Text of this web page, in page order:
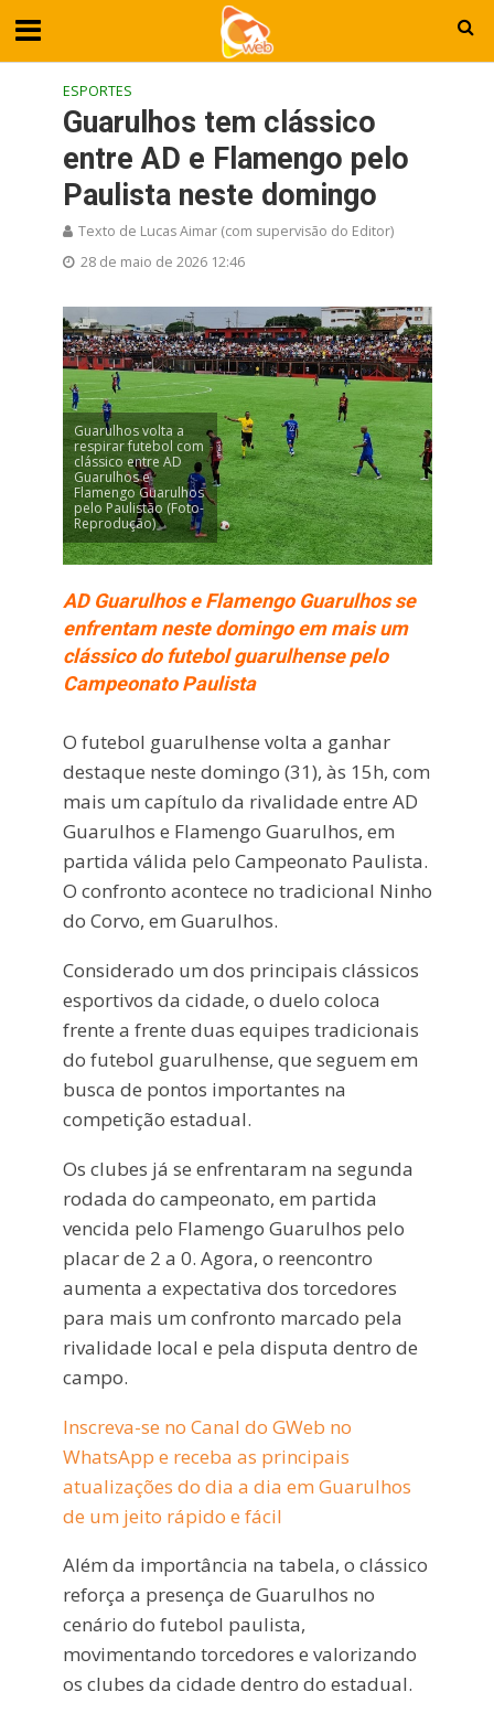
ESPORTES
Guarulhos tem clássico
entre AD e Flamengo pelo
Paulista neste domingo
Texto de Lucas Aimar (com supervisão do Editor)
28 de maio de 2026 12:46
Guarulhos volta a
respirar futebol com
clássico entre AD
Guarulhos e
Flamengo Guarulhos
pelo Paulistão (Foto-
Reprodução)
AD Guarulhos e Flamengo Guarulhos se
enfrentam neste domingo em mais um
clássico do futebol guarulhense pelo
Campeonato Paulista
O futebol guarulhense volta a ganhar
destaque neste domingo (31), às 15h, com
mais um capítulo da rivalidade entre AD
Guarulhos e Flamengo Guarulhos, em
partida válida pelo Campeonato Paulista.
O confronto acontece no tradicional Ninho
do Corvo, em Guarulhos.
Considerado um dos principais clássicos
esportivos da cidade, o duelo coloca
frente a frente duas equipes tradicionais
do futebol guarulhense, que seguem em
busca de pontos importantes na
competição estadual.
Os clubes já se enfrentaram na segunda
rodada do campeonato, em partida
vencida pelo Flamengo Guarulhos pelo
placar de 2 a 0. Agora, o reencontro
aumenta a expectativa dos torcedores
para mais um confronto marcado pela
rivalidade local e pela disputa dentro de
campo.
Inscreva-se no Canal do GWeb no
WhatsApp e receba as principais
atualizações do dia a dia em Guarulhos
de um jeito rápido e fácil
Além da importância na tabela, o clássico
reforça a presença de Guarulhos no
cenário do futebol paulista,
movimentando torcedores e valorizando
os clubes da cidade dentro do estadual.